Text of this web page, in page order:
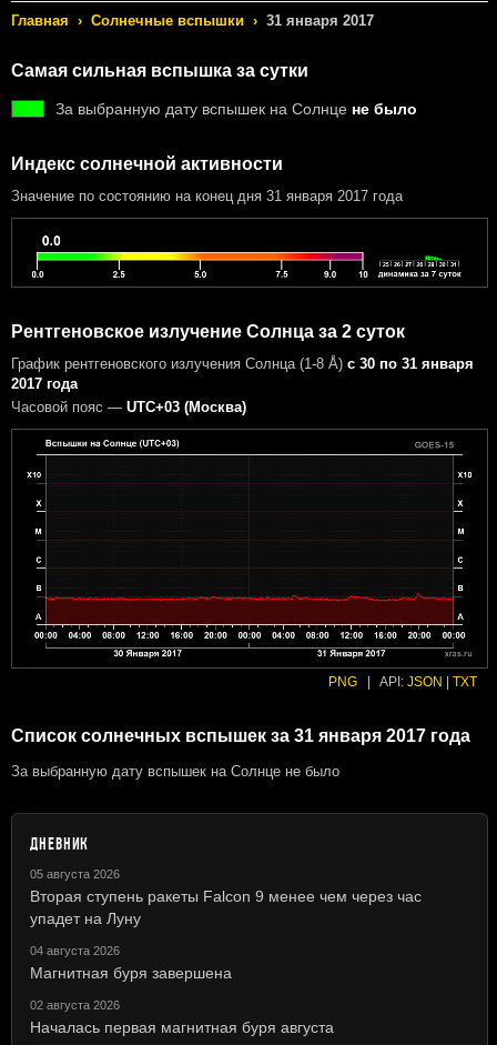
Главная › Солнечные вспышки › 31 января 2017
Самая сильная вспышка за сутки
За выбранную дату вспышек на Солнце не было
Индекс солнечной активности
Значение по состоянию на конец дня 31 января 2017 года
Рентгеновское излучение Солнца за 2 суток
График рентгеновского излучения Солнца (1-8 Å) с 30 по 31 января
2017 года
Часовой пояс — UTC+03 (Москва)
PNG API: JSON TXT
Список солнечных вспышек за 31 января 2017 года
За выбранную дату вспышек на Солнце не было
ДНЕВНИК
05 августа 2026
Вторая ступень ракеты Falcon 9 менее чем через час
упадет на Луну
04 августа 2026
Магнитная буря завершена
02 августа 2026
Началась первая магнитная буря августа